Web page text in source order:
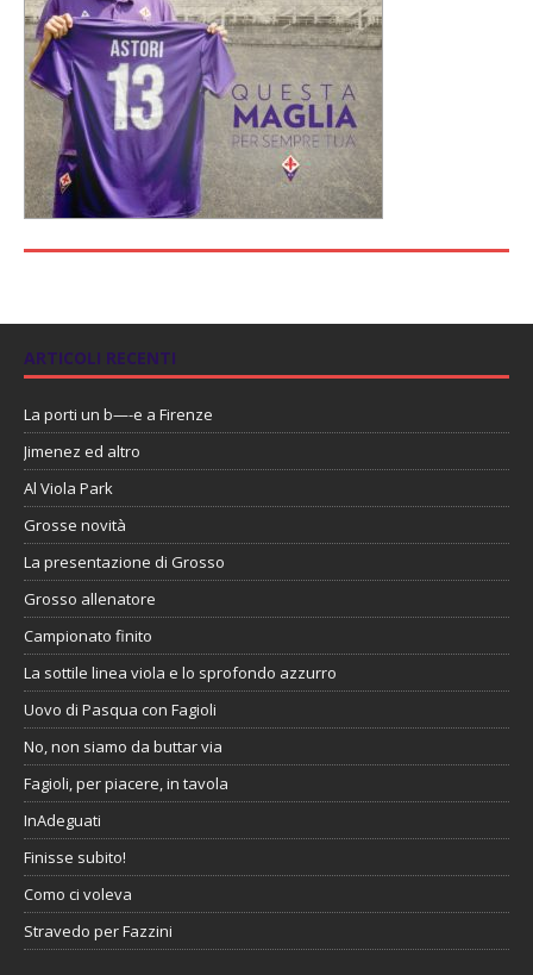
ARTICOLI RECENTI
La porti un b—-e a Firenze
Jimenez ed altro
Al Viola Park
Grosse novità
La presentazione di Grosso
Grosso allenatore
Campionato finito
La sottile linea viola e lo sprofondo azzurro
Uovo di Pasqua con Fagioli
No, non siamo da buttar via
Fagioli, per piacere, in tavola
InAdeguati
Finisse subito!
Como ci voleva
Stravedo per Fazzini